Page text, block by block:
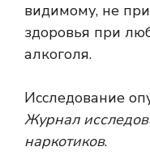
видимому, не
здоровья при
алкоголя.
Исследование
Журнал
наркотиков.